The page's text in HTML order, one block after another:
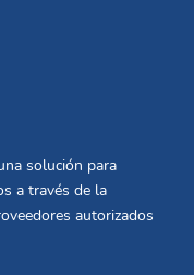
solución para
a través de la
autorizados